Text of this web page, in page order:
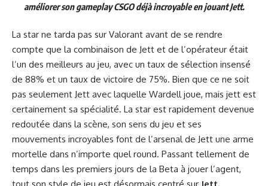
améliorer son gameplay CSGO déjà incroyable en jouant Jett.
La star ne tarda pas sur Valorant avant de se rendre
compte que la combinaison de Jett et de l’opérateur était
l’un des meilleurs au jeu, avec un taux de sélection insensé
de 88% et un taux de victoire de 75%. Bien que ce ne soit
pas seulement Jett avec laquelle Wardell joue, mais jett est
certainement sa spécialité. La star est rapidement devenue
redoutée dans la scène, son sens du jeu et ses
mouvements incroyables font de l’arsenal de Jett une arme
mortelle dans n’importe quel round. Passant tellement de
temps dans les premiers jours de la Beta à jouer l’agent,
tout son style de jeu est désormais centré sur Jett.